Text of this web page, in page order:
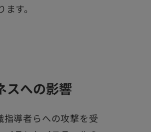
す。
スへの影響
導者らへの攻撃を受